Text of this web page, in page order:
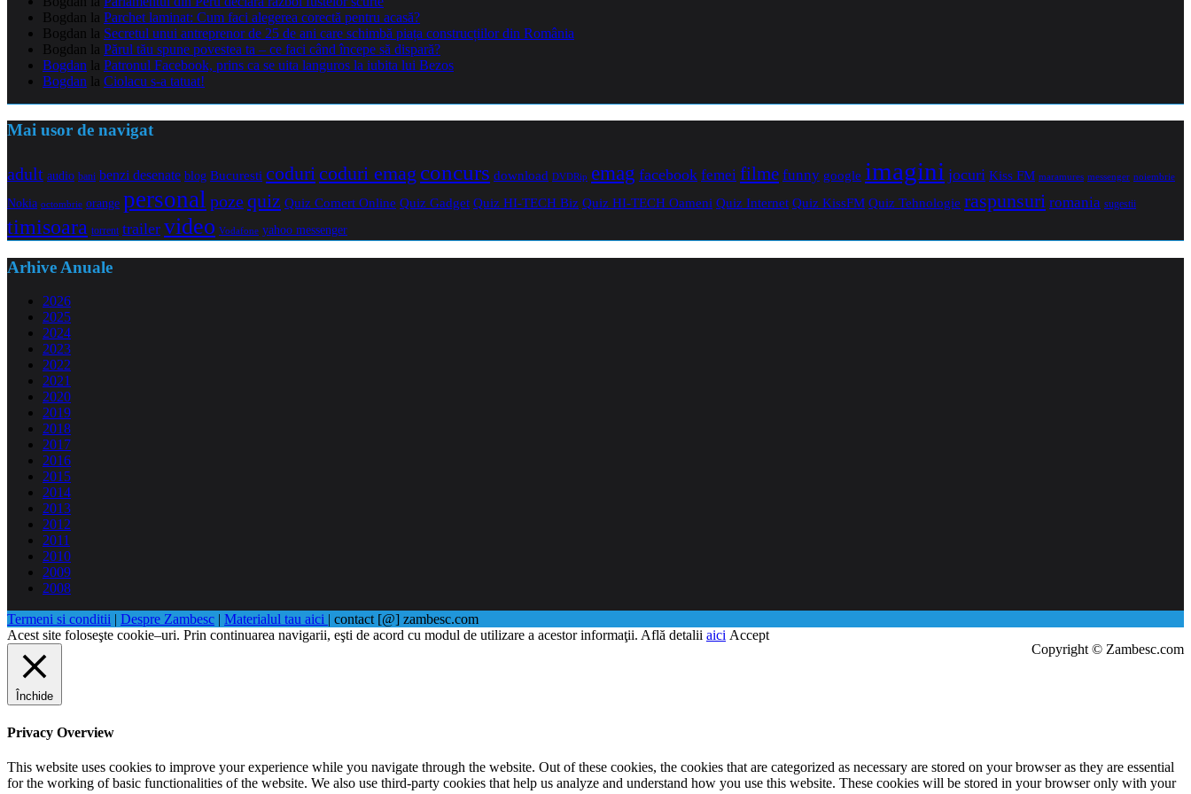
Bogdan la Parchet laminat: Cum faci alegerea corectă pentru acasă?
Bogdan la Secretul unui antreprenor de 25 de ani care schimbă piața construcțiilor din România
Bogdan la Părul tău spune povestea ta – ce faci când începe să dispară?
Bogdan la Patronul Facebook, prins ca se uita languros la iubita lui Bezos
Bogdan la Ciolacu s-a tatuat!
Mai usor de navigat
adult audio bani benzi desenate blog Bucuresti coduricoduri emag concurs download DVDRip emag facebook femei filme funny google imagini jocuri Kiss FM maramures messenger noiembrie
Nokia octombrie orange personal pozequiz Quiz Comert Online Quiz Gadget Quiz HI-TECH Biz Quiz HI-TECH Oameni Quiz Internet Quiz KissFM Quiz Tehnologie raspunsuri romania sugestii
timisoara torrent trailer video Vodafone yahoo messenger
Arhive Anuale
2026
2025
2024
2023
2022
2021
2020
2019
2018
2017
2016
2015
2014
2013
2012
2011
2010
2009
2008
Termeni si conditii | Despre Zambesc | Materialul tau aici | contact [@] zambesc.com
Copyright © Zambesc.com
Acest site foloseşte cookie–uri. Prin continuarea navigarii, eşti de acord cu modul de utilizare a acestor informaţii. Află detalii aici Accept
Închide
Privacy Overview
This website uses cookies to improve your experience while you navigate through the website. Out of these cookies, the cookies that are categorized as necessary are stored on your browser as they are essential
for the working of basic functionalities of the website. We also use third-party cookies that help us analyze and understand how you use this website. These cookies will be stored in your browser only with your